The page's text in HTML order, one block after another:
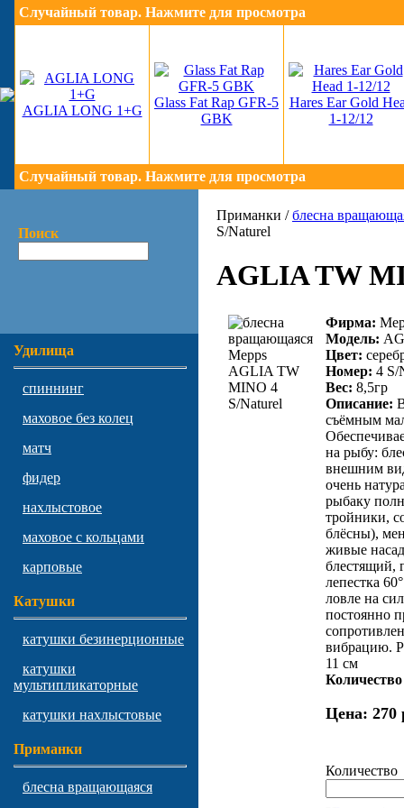
Случайный товар. Нажмите для просмотра
AGLIA LONG 1+G
Glass Fat Rap GFR-5
GBK
Hares Ear Gold
1-12/12
Случайный товар. Нажмите для просмотра
Поиск
Удилища
спиннинг
маховое без колец
матч
фидер
нахлыстовое
маховое с кольцами
карповые
Катушки
катушки безинерционные
катушки
мультипликаторные
катушки нахлыстовые
Приманки
блесна вращающаяся
Приманки /блесна
S/Naturel
AGLIA TW
Фирма:
Модель:
Цвет:
Номер: 4 S/
Вес: 8,5гр
Описание:
съёмным
на рыбу:
внешним
очень
рыбаку
тройники,
блёсны),
живые
блестящий,
лепестка
ловле на
постоянно
вибрацию.
11 см
Цена: 270
Количество